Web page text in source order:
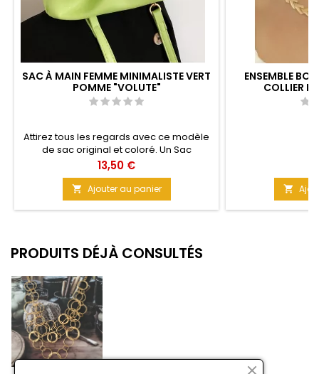
SAC À MAIN FEMME MINIMALISTE VERT
POMME "VOLUTE"
Attirez tous les regards avec ce modèle
de sac original et coloré. Un Sac
tendance couleur mate vert pomme
pour rehausser votre style. Convient à
toute jeune ado, fashionista ou Lolita
pour partir avec l'essentiel ! Couleur :
Vert pomme Matière : Synthétique Taille :
Prix
13,50 €
 Ajouter au panier
ENSEMBLE
COLLIER

PRODUITS DÉJÀ CONSULTÉS